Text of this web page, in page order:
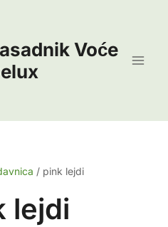
Voće
/ pink lejdi
lejdi